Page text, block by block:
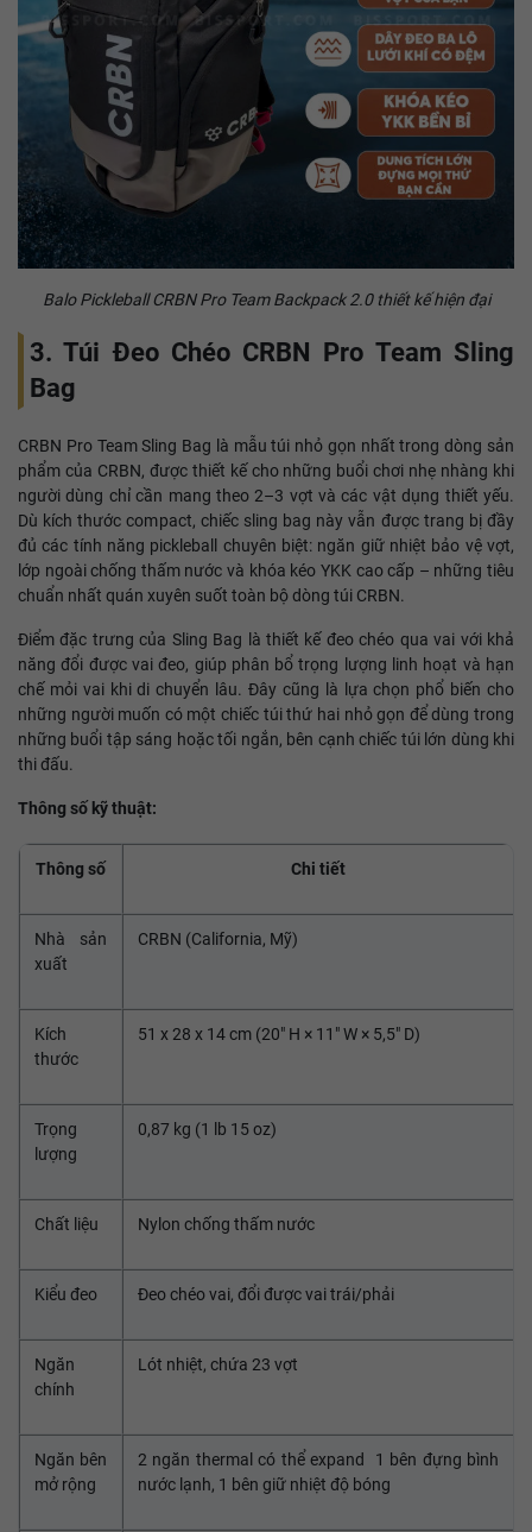
Balo Pickleball CRBN Pro Team Backpack 2.0 thiết kế hiện đại
3. Túi Đeo Chéo CRBN Pro Team Sling
Bag
CRBN Pro Team Sling Bag là mẫu túi nhỏ gọn nhất trong dòng sản
phẩm của CRBN, được thiết kế cho những buổi chơi nhẹ nhàng khi
người dùng chỉ cần mang theo 2–3 vợt và các vật dụng thiết yếu.
Dù kích thước compact, chiếc sling bag này vẫn được trang bị đầy
đủ các tính năng pickleball chuyên biệt: ngăn giữ nhiệt bảo vệ vợt,
lớp ngoài chống thấm nước và khóa kéo YKK cao cấp – những tiêu
chuẩn nhất quán xuyên suốt toàn bộ dòng túi CRBN.
Điểm đặc trưng của Sling Bag là thiết kế đeo chéo qua vai với khả
năng đổi được vai đeo, giúp phân bổ trọng lượng linh hoạt và hạn
chế mỏi vai khi di chuyển lâu. Đây cũng là lựa chọn phổ biến cho
những người muốn có một chiếc túi thứ hai nhỏ gọn để dùng trong
những buổi tập sáng hoặc tối ngắn, bên cạnh chiếc túi lớn dùng khi
thi đấu.
Thông số kỹ thuật:
Thông số Chi tiết
Nhà sản
xuất
CRBN (California, Mỹ)
Kích
thước
51 x 28 x 14 cm (20" H × 11" W × 5,5" D)
Trọng
lượng
0,87 kg (1 lb 15 oz)
Chất liệu Nylon chống thấm nước
Kiểu đeo Đeo chéo vai, đổi được vai trái/phải
Ngăn
chính
Lót nhiệt, chứa 23 vợt
Ngăn bên
mở rộng
2 ngăn thermal có thể expand 1 bên đựng bình
nước lạnh, 1 bên giữ nhiệt độ bóng